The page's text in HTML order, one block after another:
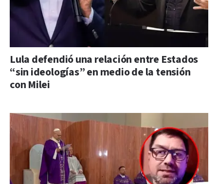
Lula defendió una relación entre Estados
“sin ideologías” en medio de la tensión
con Milei